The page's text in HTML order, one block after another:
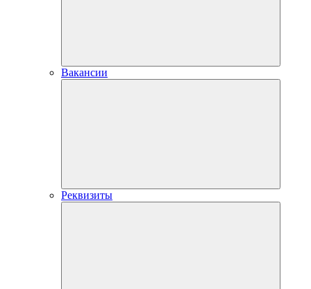
Вакансии
Реквизиты